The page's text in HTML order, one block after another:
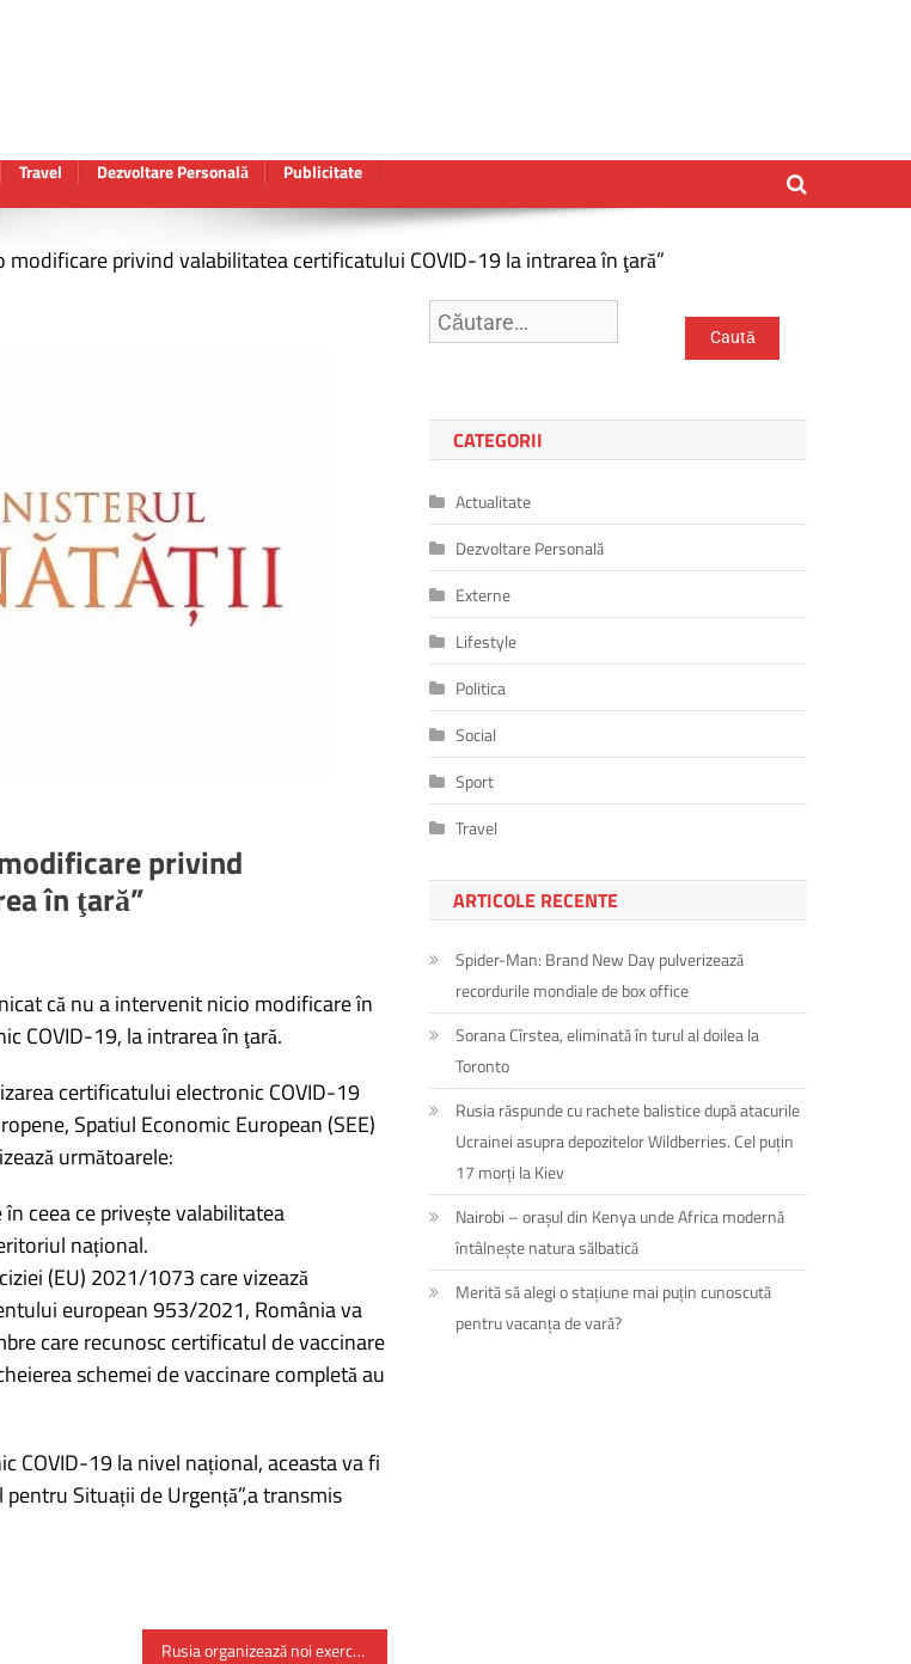
Travel Dezvoltare Personală Publicitate
privind valabilitatea certificatului COVID-19 la intrarea în ţară”
privind
în ţară”
că nu a intervenit nicio modificare în
COVID-19, la intrarea în ţară.
certificatului electronic COVID-19
Spatiul Economic European (SEE)
următoarele:
ceea ce privește valabilitatea
național.
(EU) 2021/1073 care vizează
european 953/2021, România va
care recunosc certificatul de vaccinare
schemei de vaccinare completă au
COVID-19 la nivel național, aceasta va fi
Situații de Urgență”,a transmis
Rusia organizează noi exerciții militare în Transnistria
Caută
după:
CATEGORII
Actualitate
Dezvoltare Personală
Externe
Lifestyle
Politica
Social
Sport
Travel
ARTICOLE RECENTE
Spider-Man: Brand New Day pulverizează
recordurile mondiale de box office
Sorana Cîrstea, eliminată în turul al doilea la
Toronto
Rusia răspunde cu rachete balistice după atacurile
Ucrainei asupra depozitelor Wildberries. Cel puțin
17 morți la Kiev
Nairobi – orașul din Kenya unde Africa modernă
întâlnește natura sălbatică
Merită să alegi o stațiune mai puțin cunoscută
pentru vacanța de vară?